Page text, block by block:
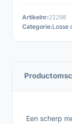
Artikelnr:22298
Categorie:Losse
Een scherp